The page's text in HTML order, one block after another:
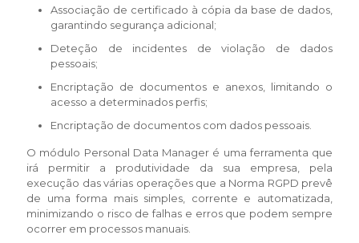
Associação de certificado à cópia da base de dados,
garantindo segurança adicional;
Deteção de incidentes de violação de dados
pessoais;
Encriptação de documentos e anexos, limitando o
acesso a determinados perfis;
Encriptação de documentos com dados pessoais.
O módulo Personal Data Manager é uma ferramenta que
irá permitir a produtividade da sua empresa, pela
execução das várias operações que a Norma RGPD prevê
de uma forma mais simples, corrente e automatizada,
minimizando o risco de falhas e erros que podem sempre
ocorrer em processos manuais.